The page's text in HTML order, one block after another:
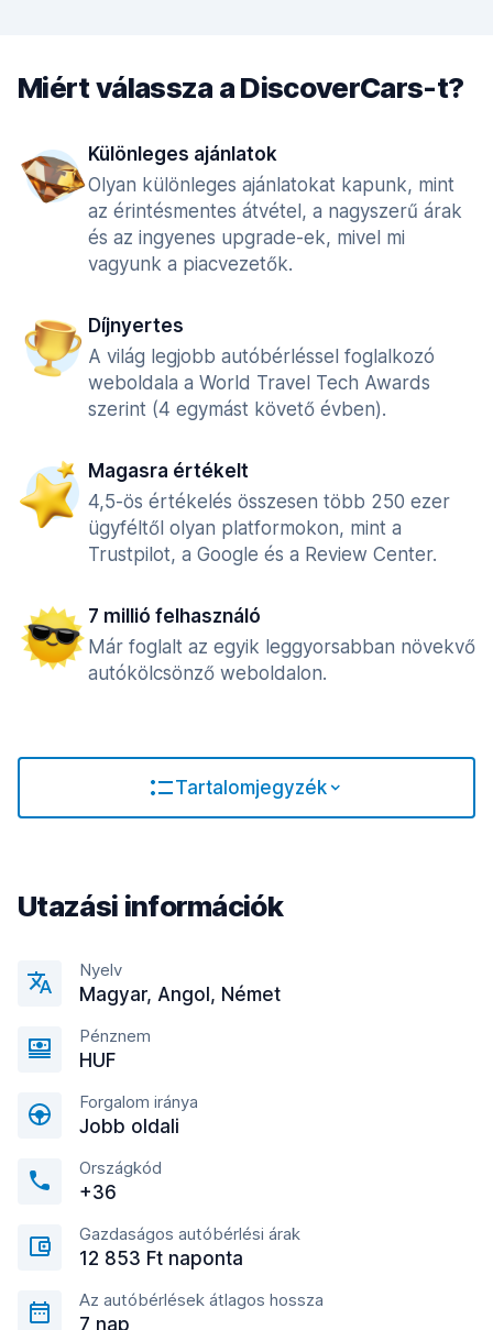
Miért válassza a DiscoverCars-t?
Különleges ajánlatok
Olyan különleges ajánlatokat kapunk, mint
az érintésmentes átvétel, a nagyszerű árak
és az ingyenes upgrade-ek, mivel mi
vagyunk a piacvezetők.
Díjnyertes
A világ legjobb autóbérléssel foglalkozó
weboldala a World Travel Tech Awards
szerint (4 egymást követő évben).
Magasra értékelt
4,5-ös értékelés összesen több 250 ezer
ügyféltől olyan platformokon, mint a
Trustpilot, a Google és a Review Center.
7 millió felhasználó
Már foglalt az egyik leggyorsabban növekvő
autókölcsönző weboldalon.
Tartalomjegyzék
Utazási információk
Nyelv
Magyar, Angol, Német
Pénznem
HUF
Forgalom iránya
Jobb oldali
Országkód
+36
Gazdaságos autóbérlési árak
12 853 Ft naponta
Az autóbérlések átlagos hossza
7 nap